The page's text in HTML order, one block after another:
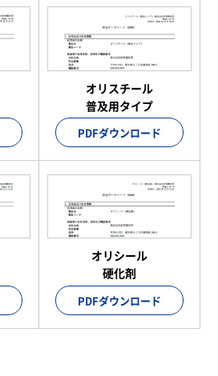
オリスチール
普及用タイプ
PDFダウンロード
オリシール
硬化剤
PDFダウンロード